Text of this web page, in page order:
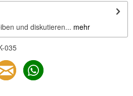
und diskutieren... mehr
035